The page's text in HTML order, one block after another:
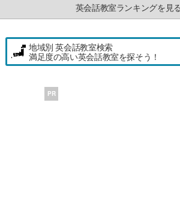
英会話教室ランキングを見
地域別 英会話教室検索
満足度の高い英会話教室を探そう！
PR